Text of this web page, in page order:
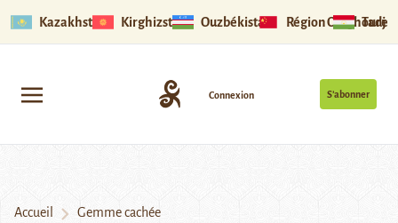
Kazakhstan Kirghizstan Ouzbékistan Région Ouïghoure
S’abonner
Connexion
Accueil Gemme cachée